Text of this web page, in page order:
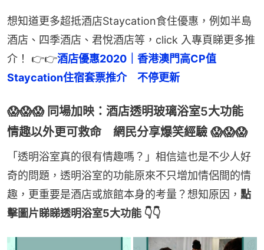
想知道更多超抵酒店Staycation食住優惠，例如半島
酒店、四季酒店、君悅酒店等，click 入專頁睇更多推
介！ 👉👉酒店優惠2020｜香港澳門高CP值
Staycation住宿套票推介　不停更新
😱😱😱 同場加映：酒店透明玻璃浴室5大功能
情趣以外更可救命 網民分享爆笑經驗 😱😱😱
「透明浴室真的很有情趣嗎？」相信這也是不少人好
奇的問題，透明浴室的功能原來不只增加情侶間的情
趣，更重要是酒店或旅館本身的考量？想知原因， 點
擊圖片睇睇透明浴室5大功能 👇👇